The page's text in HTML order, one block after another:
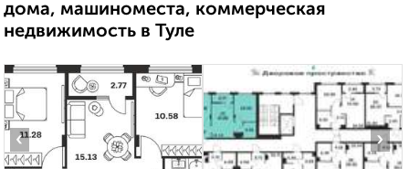
дома, машиноместа, коммерческая
недвижимость в Туле
‹ ›